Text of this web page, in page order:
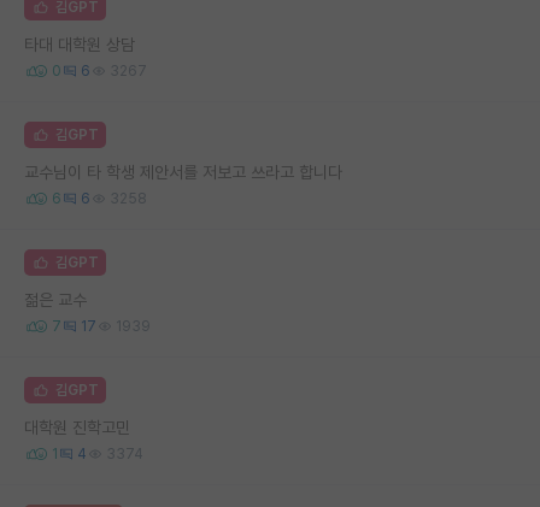
김GPT
타대 대학원 상담
0 6 3267
김GPT
교수님이 타 학생 제안서를 저보고 쓰라고 합니다
6 6 3258
김GPT
젊은 교수
7 17 1939
김GPT
대학원 진학고민
1 4 3374